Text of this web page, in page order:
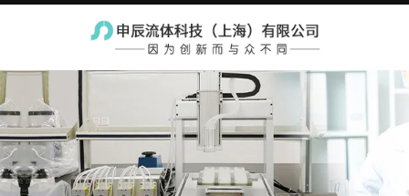
实验室蠕动泵 防爆蠕动泵 工业